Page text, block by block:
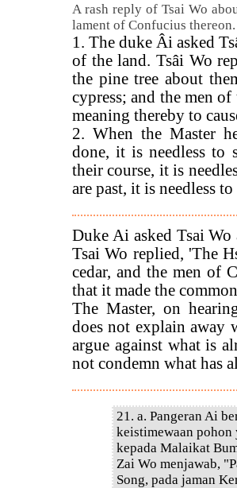
A rash reply of Tsai Wo
lament of Confucius thereon.
1. The duke Âi asked
of the land. Tsâi Wo
the pine tree about
cypress; and the men
meaning thereby to
2. When the Master
done, it is needless to
their course, it is
are past, it is needless
Duke Ai asked Tsai
Tsai Wo replied, 'The
cedar, and the men of
that it made the
The Master, on
does not explain away
argue against what is
not condemn what has
21. a. Pangeran Ai
keistimewaan pohon
kepada Malaikat
Zai Wo menjawab,
Song, pada jaman